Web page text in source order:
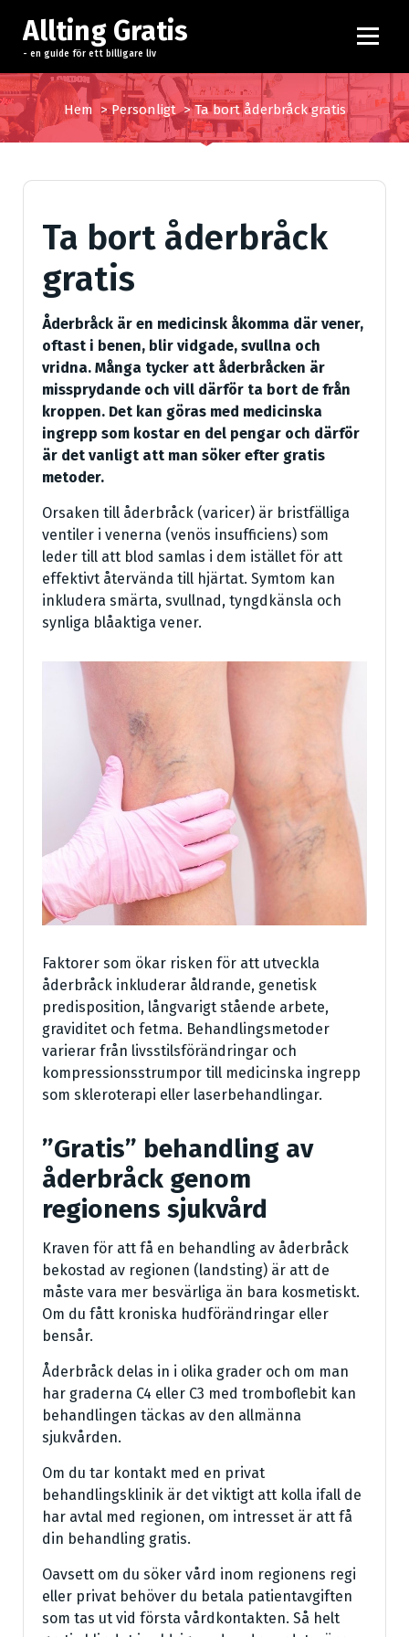
p
a
t
i
Allting Gratis
- en guide för ett billigare liv
Hem >Personligt>Ta bort åderbråck gratis
Ta bort åderbråck
gratis
Åderbråck är en medicinsk åkomma där vener,
oftast i benen, blir vidgade, svullna och
vridna. Många tycker att åderbråcken är
missprydande och vill därför ta bort de från
kroppen. Det kan göras med medicinska
ingrepp som kostar en del pengar och därför
är det vanligt att man söker efter gratis
metoder.
Orsaken till åderbråck (varicer) är bristfälliga
ventiler i venerna (venös insufficiens) som
leder till att blod samlas i dem istället för att
effektivt återvända till hjärtat. Symtom kan
inkludera smärta, svullnad, tyngdkänsla och
synliga blåaktiga vener.
Faktorer som ökar risken för att utveckla
åderbråck inkluderar åldrande, genetisk
predisposition, långvarigt stående arbete,
graviditet och fetma. Behandlingsmetoder
varierar från livsstilsförändringar och
kompressionsstrumpor till medicinska ingrepp
som skleroterapi eller laserbehandlingar.
”Gratis” behandling av
åderbråck genom
regionens sjukvård
Kraven för att få en behandling av åderbråck
bekostad av regionen (landsting) är att de
måste vara mer besvärliga än bara kosmetiskt.
Om du fått kroniska hudförändringar eller
bensår.
Åderbråck delas in i olika grader och om man
har graderna C4 eller C3 med tromboflebit kan
behandlingen täckas av den allmänna
sjukvården.
Om du tar kontakt med en privat
behandlingsklinik är det viktigt att kolla ifall de
har avtal med regionen, om intresset är att få
din behandling gratis.
Oavsett om du söker vård inom regionens regi
eller privat behöver du betala patientavgiften
som tas ut vid första vårdkontakten. Så helt